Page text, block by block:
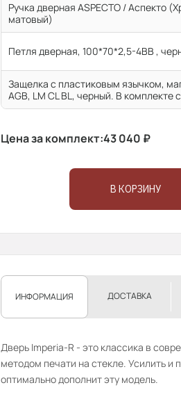
Ручка дверная ASPECTO / Аспекто
матовый)
Петля дверная, 100*70*2,5-4ВВ ,
Защелка с пластиковым язычком,
AGB, LM CL BL, черный. В комплекте
Цена за комплект:43 040 ₽
В КОРЗИНУ
ИНФОРМАЦИЯ ДОСТАВКА
Дверь Imperia-R - это классика в
методом печати на стекле. Усилить
оптимально дополнит эту модель.